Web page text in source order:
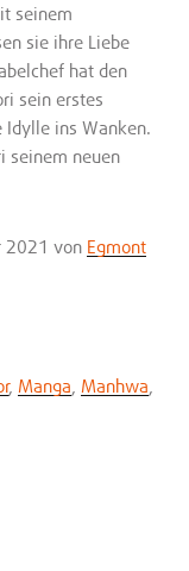
seinem
sie ihre Liebe
hat den
sein erstes
ins Wanken.
seinem neuen
2021 von Egmont
, Manga Manhwa